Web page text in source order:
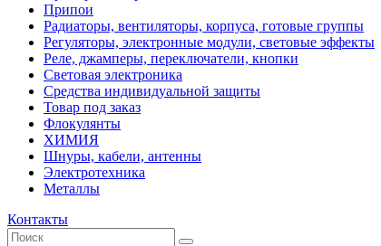
Припои
Радиаторы, вентиляторы, корпуса, готовые группы
Регуляторы, электронные модули, световые эффекты
Реле, джамперы, переключатели, кнопки
Световая электроника
Средства индивидуальной защиты
Товар под заказ
Флокулянты
ХИМИЯ
Шнуры, кабели, антенны
Электротехника
Металлы
Контакты